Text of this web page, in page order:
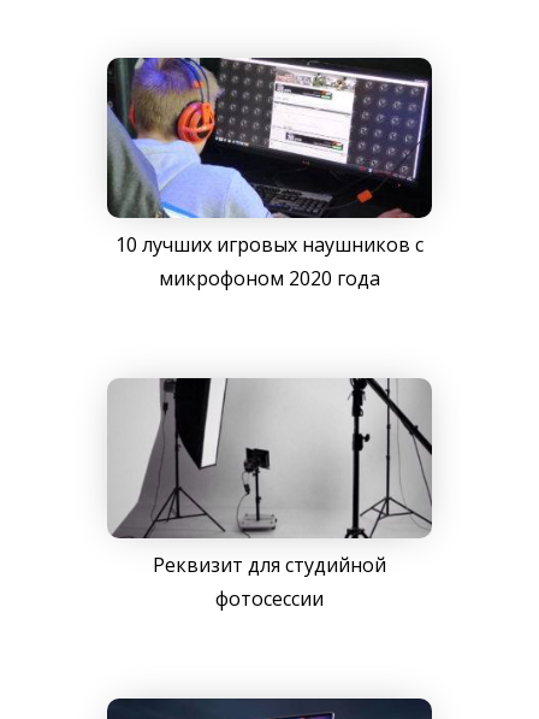
10 лучших игровых наушников с
микрофоном 2020 года
Реквизит для студийной
фотосессии